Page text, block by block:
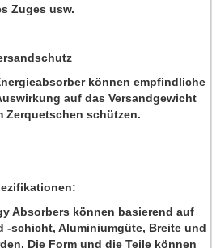
Zuges usw.
können empfindliche
auf das Versandgewicht
Zerquetschen schützen.
Absorbers können basierend auf
-schicht, Aluminiumgüte, Breite und
Die Form und die Teile können